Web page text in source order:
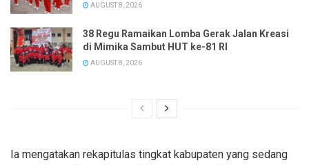
AUGUST 8, 2026
38 Regu Ramaikan Lomba Gerak Jalan Kreasi
di Mimika Sambut HUT ke-81 RI
AUGUST 8, 2026
Ia mengatakan rekapitulas tingkat kabupaten yang sedang